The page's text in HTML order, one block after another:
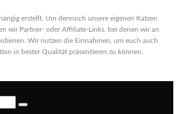
erstellt. Um dennoch unsere eigenen Katzen
wir Partner- oder Affiliate-Links. bei denen wir an
Wir nutzen die Einnahmen, um euch auch
in bester Qualität präsentieren zu können.